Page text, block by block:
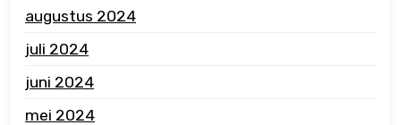
augustus 2024
juli 2024
juni 2024
mei 2024